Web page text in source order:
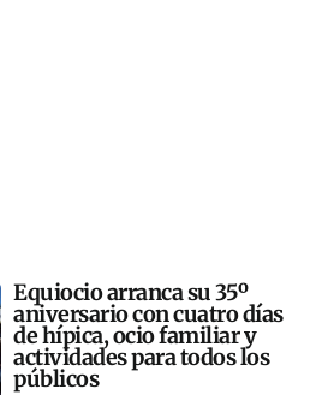
Equiocio arranca su 35º
aniversario con cuatro días
de hípica, ocio familiar y
actividades para todos los
públicos